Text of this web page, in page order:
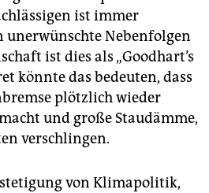
ist immer
Nebenfolgen
ist dies als „Goodhart’s
könnte das bedeuten, dass
plötzlich wieder
und große Staudämme,
verschlingen.
von Klimapolitik,